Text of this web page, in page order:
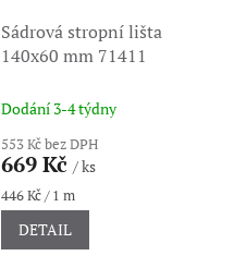
Sádrová stropní lišta
140x60 mm 71411
Dodání 3-4 týdny
553 Kč bez DPH
669 Kč / ks
Měrná
cena:
446 Kč / 1 m
DETAIL